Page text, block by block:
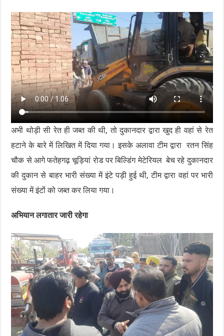
अभी थोड़ी सी रेत ही जब्त की थी, तो दुकानदार द्वारा खुद ही वहां से रेत
हटाने के बारे में लिखित में दिया गया। इसके अलावा टीम द्वारा रतन सिंह
चौक से आगे फतेहगढ़ चूड़ियां रोड पर बिल्डिंग मेटेरियल बेच रहे दुकानदार
की दुकान से बाहर भारी संख्या में इंटे पड़ी हुई थी, टीम द्वारा वहां पर भारी
संख्या में इंटों को जब्त कर लिया गया।
अभियान लगातार जारी रहेगा